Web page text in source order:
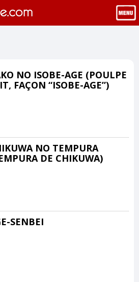
NO ISOBE-AGE (POULPE
FAÇON “ISOBE-AGE”)
NO TEMPURA
DE CHIKUWA)
SENBEI